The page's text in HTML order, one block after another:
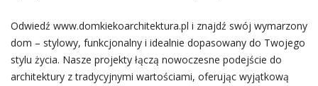
Odwiedź www.domkiekoarchitektura.pl i znajdź swój wymarzony
dom – stylowy, funkcjonalny i idealnie dopasowany do Twojego
stylu życia. Nasze projekty łączą nowoczesne podejście do
architektury z tradycyjnymi wartościami, oferując wyjątkową